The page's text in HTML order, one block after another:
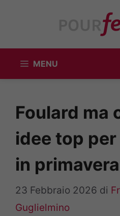
MENU
Foulard ma
idee top
in primavera
23 Febbraio 2026 di
Guglielmino